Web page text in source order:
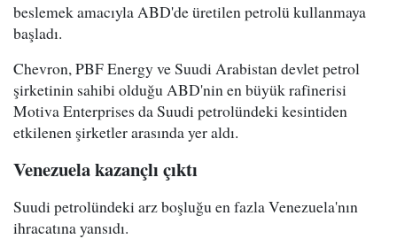
beslemek amacıyla ABD'de üretilen petrolü kullanmaya
başladı.
Chevron, PBF Energy ve Suudi Arabistan devlet petrol
şirketinin sahibi olduğu ABD'nin en büyük rafinerisi
Motiva Enterprises da Suudi petrolündeki kesintiden
etkilenen şirketler arasında yer aldı.
Venezuela kazançlı çıktı
Suudi petrolündeki arz boşluğu en fazla Venezuela'nın
ihracatına yansıdı.